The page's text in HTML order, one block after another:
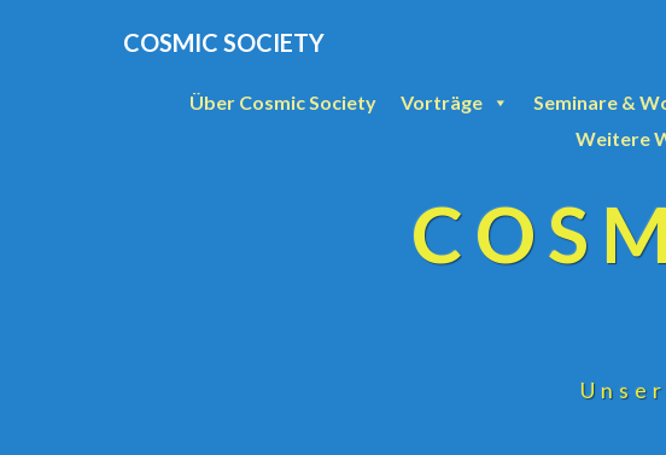
COSMIC SOCIETY
Über Cosmic Society Vorträge Seminare &
Weitere